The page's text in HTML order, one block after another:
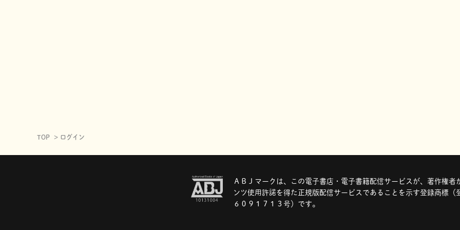
TOP ログイン
ＡＢＪマークは、この電子書店・電子書籍配信サービスが、著作権者
ンツ使用許諾を得た正規版配信サービスであることを示す登録商標（
６０９１７１３号）です。